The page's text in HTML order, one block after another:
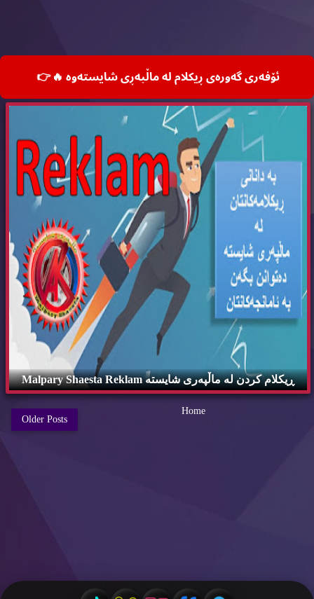
ئۆفه‌ری گه‌وره‌ی ڕیكلام له‌ ماڵپه‌ڕی شایسته‌وه‌ 🔥👉
ڕیكلام كردن له‌ ماڵپه‌ری شایسته‌ Malpary Shaesta Reklam
Read More »
Older Posts
Home